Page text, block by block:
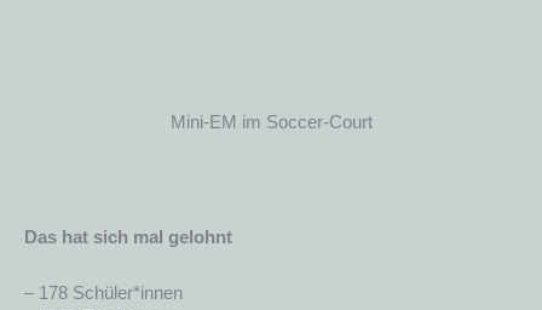
Mini-EM im Soccer-Court
Das hat sich mal gelohnt
– 178 Schüler*innen